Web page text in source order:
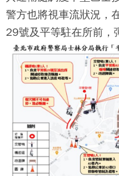
警方也將視車流狀況，
29號及平等駐在所前，